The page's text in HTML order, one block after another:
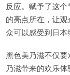
反应。赋予了这
的亮点所在，让
众可以感受到日本
黑色美乃滋不仅
乃滋带来的欢乐